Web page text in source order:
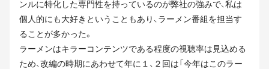
ンルに特化した専門性を持っているのが弊社の強みで、私は
個人的にも大好きということもあり、ラーメン番組を担当す
ることが多かった。
ラーメンはキラーコンテンツである程度の視聴率は見込める
ため、改編の時期にあわせて年に１、２回は「今年はこのラー